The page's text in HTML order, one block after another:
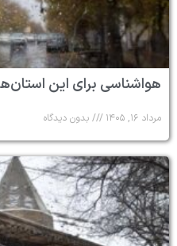
هواشناسی برای این
مرداد ۱۶, ۱۴۰۵ بدون دیدگاه